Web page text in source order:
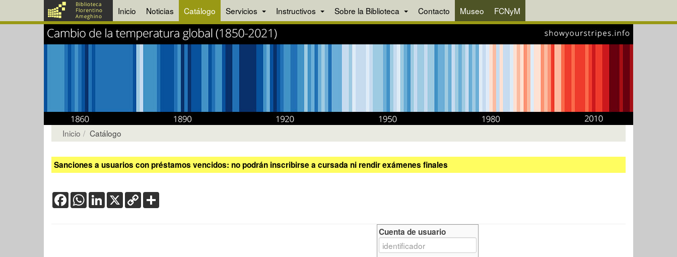
Inicio Noticias Catálogo Servicios Instructivos Sobre la Biblioteca Contacto Museo FCNyM
Inicio Catálogo
Sanciones a usuarios con préstamos vencidos: no podrán inscribirse a cursada ni rendir exámenes finales
FacebookWhatsApp
LinkedIn
X Copy
Link
Cuenta de usuario